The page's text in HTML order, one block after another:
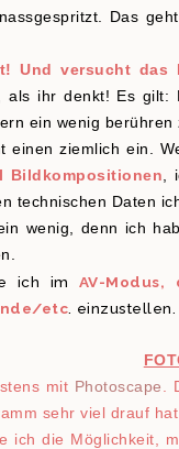
Das
Und versucht das
als ihr denkt! Es
ein wenig
einen ziemlich ein.
Bildkompositionen,
technischen Daten
wenig, denn ich
ich im AV-
etc .
mit Photoscape .
sehr viel drauf
ich die Möglichkeit,